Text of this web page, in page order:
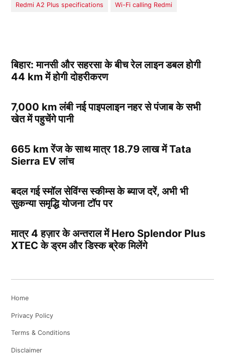
Redmi A2 Plus specifications Wi-Fi calling Redmi
बिहार: मानसी और सहरसा के बीच रेल लाइन डबल होगी
44 km में होगी दोहरीकरण
7,000 km लंबी नई पाइपलाइन नहर से पंजाब के सभी
खेत में पहुचेंगे पानी
665 km रेंज के साथ मात्र 18.79 लाख में Tata
Sierra EV लांच
बदल गई स्मॉल सेविंग्स स्कीम्स के ब्याज दरें, अभी भी
सुकन्या समृद्धि योजना टॉप पर
मात्र 4 हज़ार के अन्तराल में Hero Splendor Plus
XTEC के ड्रम और डिस्क ब्रेक मिलेंगे
Home
Privacy Policy
Terms & Conditions
Disclaimer